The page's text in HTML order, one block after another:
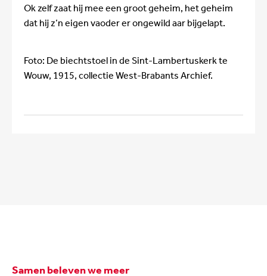
Ok zelf zaat hij mee een groot geheim, het geheim
dat hij z’n eigen vaoder er ongewild aar bijgelapt.
Foto: De biechtstoel in de Sint-Lambertuskerk te
Wouw, 1915, collectie West-Brabants Archief.
Samen beleven we meer